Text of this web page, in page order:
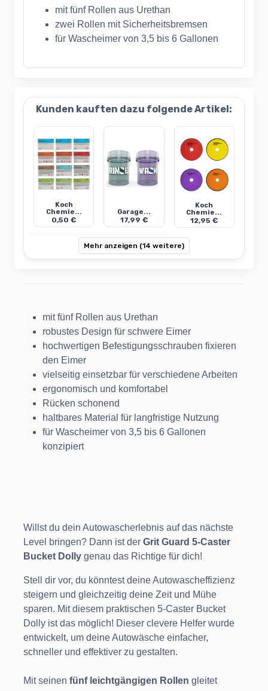
mit fünf Rollen aus Urethan
zwei Rollen mit Sicherheitsbremsen
für Wascheimer von 3,5 bis 6 Gallonen
Kunden kauften dazu folgende Artikel:
Koch
Chemie...
0,50 €
Garage...
17,99 €
Koch
Chemie...
12,95 €
Mehr anzeigen (14 weitere)
mit fünf Rollen aus Urethan
robustes Design für schwere Eimer
hochwertigen Befestigungsschrauben fixieren
den Eimer
vielseitig einsetzbar für verschiedene Arbeiten
ergonomisch und komfortabel
Rücken schonend
haltbares Material für langfristige Nutzung
für Wascheimer von 3,5 bis 6 Gallonen
konzipiert
Willst du dein Autowascherlebnis auf das nächste
Level bringen? Dann ist der Grit Guard 5-Caster
Bucket Dolly genau das Richtige für dich!
Stell dir vor, du könntest deine Autowascheffizienz
steigern und gleichzeitig deine Zeit und Mühe
sparen. Mit diesem praktischen 5-Caster Bucket
Dolly ist das möglich! Dieser clevere Helfer wurde
entwickelt, um deine Autowäsche einfacher,
schneller und effektiver zu gestalten.
Mit seinen fünf leichtgängigen Rollen gleitet